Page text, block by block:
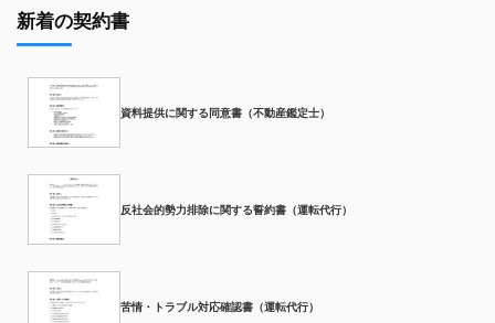
新着の契約書
資料提供に関する同意書（不動産鑑定士）
反社会的勢力排除に関する誓約書（運転代行）
苦情・トラブル対応確認書（運転代行）